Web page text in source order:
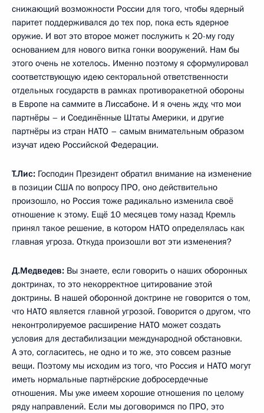
снижающий возможности России для того, чтобы ядерный
паритет поддерживался до тех пор, пока есть ядерное
оружие. И вот это второе может послужить к 20-му году
основанием для нового витка гонки вооружений. Нам бы
этого очень не хотелось. Именно поэтому я сформулировал
соответствующую идею секторальной ответственности
отдельных государств в рамках противоракетной обороны
в Европе на саммите в Лиссабоне. И я очень жду, что мои
партнёры – и Соединённые Штаты Америки, и другие
партнёры из стран НАТО – самым внимательным образом
изучат идею Российской Федерации.
Т.Лис: Господин Президент обратил внимание на изменение
в позиции США по вопросу ПРО, оно действительно
произошло, но Россия тоже радикально изменила своё
отношение к этому. Ещё 10 месяцев тому назад Кремль
принял такое решение, в котором НАТО определялась как
главная угроза. Откуда произошли вот эти изменения?
Д.Медведев: Вы знаете, если говорить о наших оборонных
доктринах, то это некорректное цитирование этой
доктрины. В нашей оборонной доктрине не говорится о том,
что НАТО является главной угрозой. Говорится о другом, что
неконтролируемое расширение НАТО может создать
условия для дестабилизации международной обстановки.
А это, согласитесь, не одно и то же, это совсем разные
вещи. Поэтому мы исходим из того, что Россия и НАТО могут
иметь нормальные партнёрские добросердечные
отношения. Мы уже имеем хорошие отношения по целому
ряду направлений. Если мы договоримся по ПРО, это